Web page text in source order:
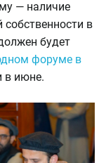
— наличие
собственности в
будет
форуме в
в июне.